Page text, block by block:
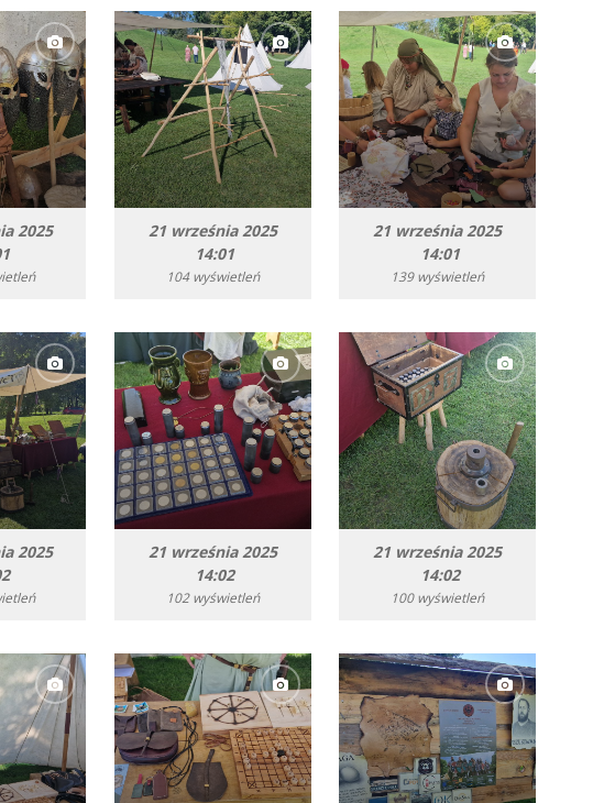
2025
21 września 2025
14:01
104 wyświetleń
21 września 2025
14:01
139 wyświetleń
2025
21 września 2025
14:02
102 wyświetleń
21 września 2025
14:02
100 wyświetleń